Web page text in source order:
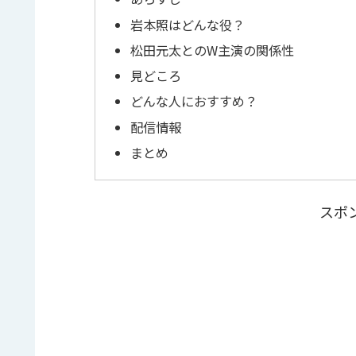
岩本照はどんな役？
松田元太とのW主演の関係性
見どころ
どんな人におすすめ？
配信情報
まとめ
スポ